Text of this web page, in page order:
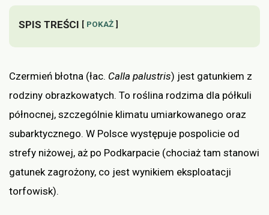
SPIS TREŚCI POKAŻ
Czermień błotna (łac. Calla palustris) jest gatunkiem z
rodziny obrazkowatych. To roślina rodzima dla półkuli
północnej, szczególnie klimatu umiarkowanego oraz
subarktycznego. W Polsce występuje pospolicie od
strefy niżowej, aż po Podkarpacie (chociaż tam stanowi
gatunek zagrożony, co jest wynikiem eksploatacji
torfowisk).